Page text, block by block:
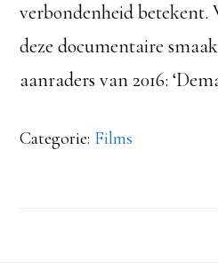
verbondenheid betekent.
deze documentaire
aanraders van 2016:
Categorie: Films